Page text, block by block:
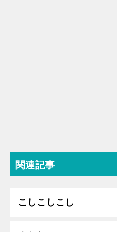
関連記事
こしこしこし